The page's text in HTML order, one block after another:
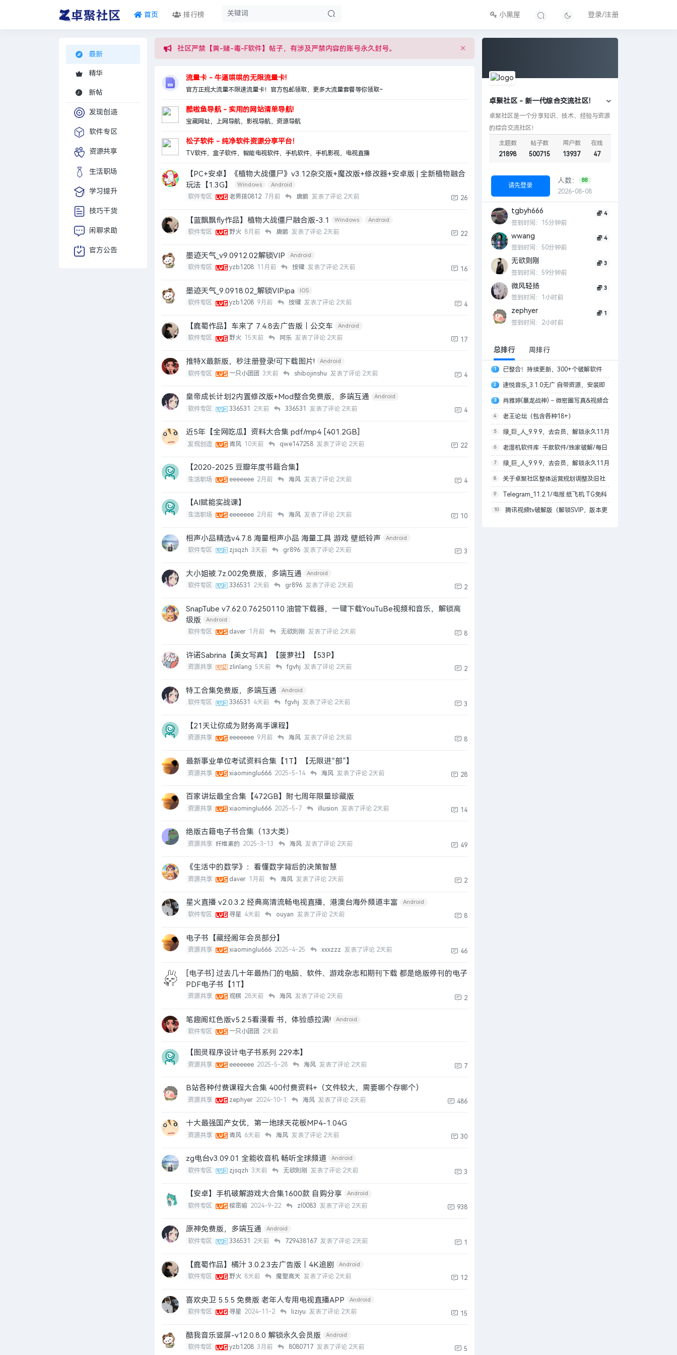
首页 排行榜 小黑屋 登录/注册
最新
精华
新帖
发现创造
软件专区
资源共享
生活职场
学习提升
技巧干货
闲聊求助
官方公告
社区严禁【黄-赌-毒-F软件】帖子，有涉及严禁内容的账号永久封号。 ×
流量卡 - 牛逼哄哄的无限流量卡!
官方正规大流量不限速流量卡！官方包邮领取，更多大流量套餐等你领取~
酷啦鱼导航 - 实用的网站清单导航!
宝藏网址，上网导航，影视导航，资源导航
松子软件 - 纯净软件资源分享平台！
TV软件，盒子软件，智能电视软件，手机软件，手机影视，电视直播
【PC+安卓】《植物大战僵尸》v3.12杂交版+魔改版+修改器+安卓版 | 全新植物融合
玩法【1.3G】
Windows Android
软件专区 老男孩0812 7月前 唐鹏 发表了评论2天前 26
【蓝飘飘fly作品】植物大战僵尸融合版-3.1 Windows Android
软件专区 野火 8月前 唐鹏 发表了评论2天前 22
墨迹天气_v9.0912.02解锁VIP Android
软件专区 yzb1208 11月前 按键 发表了评论2天前 16
墨迹天气_9.0918.02_解锁VIP.ipa IOS
软件专区 yzb1208 9月前 按键 发表了评论2天前 4
【鹿蜀作品】车来了 7.4.8去广告版｜公交车 Android
软件专区 野火 15天前 阿乐 发表了评论2天前 17
推特X最新版，秒注册登录!可下载图片! Android
软件专区 一只小团团 3天前 shibojinshu 发表了评论2天前 4
皇帝成长计划2内置修改版+Mod整合免费版，多端互通 Android
软件专区 336531 2天前 336531 发表了评论2天前 4
近5年【全网吃瓜】资料大合集 pdf/mp4 [401.2GB]
发现创造 青风 10天前 qwe147258 发表了评论2天前 22
【2020-2025 豆瓣年度书籍合集】
生活职场 eeeeeee 2月前 海风 发表了评论2天前 4
【AI赋能实战课】
生活职场 eeeeeee 2月前 海风 发表了评论2天前 10
相声小品精选v4.7.8 海量相声小品 海量工具 游戏 壁纸铃声 Android
软件专区 zjsqzh 3天前 gr896 发表了评论2天前 3
大小姐被.7z.002免费版，多端互通 Android
软件专区 336531 2天前 gr896 发表了评论2天前 2
SnapTube v7.62.0.76250110 油管下载器，一键下载YouTuBe视频和音乐，解锁高
级版
Android
软件专区 daver 1月前 无欲则刚 发表了评论2天前 8
许诺Sabrina【美女写真】【菠萝社】【53P】
资源共享 zlinlang 5天前 fgvhj 发表了评论2天前 2
特工合集免费版，多端互通 Android
软件专区 336531 4天前 fgvhj 发表了评论2天前 3
【21天让你成为财务高手课程】
资源共享 eeeeeee 9月前 海风 发表了评论2天前 8
最新事业单位考试资料合集【1T】【无限进“部”】
资源共享 xiaominglu666 2025-5-14 海风 发表了评论2天前 28
百家讲坛最全合集【472GB】附七周年限量珍藏版
资源共享 xiaominglu666 2025-5-7 illusion 发表了评论2天前 14
绝版古籍电子书合集（13大类）
资源共享 纤维素的 2025-3-13 海风 发表了评论2天前 49
《生活中的数学》：看懂数字背后的决策智慧
资源共享 daver 1月前 海风 发表了评论2天前 2
星火直播 v2.0.3.2 经典高清流畅电视直播，港澳台海外频道丰富 Android
软件专区 寻星 4天前 ouyan 发表了评论2天前 8
电子书【藏经阁年会员部分】
资源共享 xiaominglu666 2025-4-25 xxxzzz 发表了评论2天前 46
[电子书] 过去几十年最热门的电脑、软件、游戏杂志和期刊下载 都是绝版停刊的电子
PDF电子书【1T】
资源共享 观棋 28天前 海风 发表了评论2天前 2
笔趣阁红色版v5.2.5看漫看 书，体验感拉满! Android
软件专区 一只小团团 2天前
【图灵程序设计电子书系列 229本】
资源共享 eeeeeee 2025-5-28 海风 发表了评论2天前 7
B站各种付费课程大合集 400付费资料+（文件较大，需要哪个存哪个）
资源共享 zephyer 2024-10-1 海风 发表了评论2天前 486
十大最强国产女优，第一地球天花板MP4-1.04G
资源共享 青风 6天前 海风 发表了评论2天前 30
zg电台v3.09.01 全能收音机 畅听全球频道 Android
软件专区 zjsqzh 3天前 无欲则刚 发表了评论2天前 3
【安卓】手机破解游戏大合集1600款 自购分享 Android
软件专区 樑崈喻 2024-9-22 zl0083 发表了评论2天前 938
原神免费版，多端互通 Android
软件专区 336531 2天前 729438167 发表了评论2天前 1
【鹿蜀作品】橘汁 3.0.2.3去广告版｜4K追剧 Android
软件专区 野火 8天前 魔聖髙天 发表了评论2天前 12
喜欢央卫 5.5.5 免费版 老年人专用电视直播APP Android
软件专区 寻星 2024-11-2 liziyu 发表了评论2天前 15
酷我音乐竖屏-v12.0.8.0 解锁永久会员版 Android
软件专区 yzb1208 3月前 8080717 发表了评论2天前 5
卓聚社区 - 新一代综合交流社区！
卓聚社区是一个分享知识、技术、经验与资源
的综合交流社区！
主题数
21898
帖子数
500715
用户数
13937
在线
47
请先登录
人数： 88
2026-08-08
tgbyh666
签到时间：15分钟前
4
wwang
签到时间：50分钟前
4
无欲则刚
签到时间：59分钟前
3
微风轻扬
签到时间：1小时前
3
zephyer
签到时间：2小时前
1
总排行 周排行
1 已整合！持续更新，300+个破解软件
库！不重复，全有效。
2 速悦音乐_3.1.0无广 自带资源，安装即
可
3 肖雅婷(暴龙战神) – 微密圈写真&视频合
集
4 老王论坛（包含各种18+）
5 绿_巨_人_9.9.9，去会员，解锁永久11月
20日更新
6 老湿机软件库·千款软件/独家破解/每日
更新
7 绿_巨_人_9.9.9，去会员，解锁永久11月
20日刚刚更新
8 关于卓聚社区整体运营规划调整及旧社
区停止服务时间的通知！
9 Telegram_11.2.1/电报 纸飞机 TG免科
学上网/本地解锁会员/内置模块增强上传下
10 腾讯视频tv破解版（解锁SVIP，版本更